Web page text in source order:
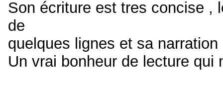
Son écriture est tres concise ,
de
quelques lignes et sa
Un vrai bonheur de lecture